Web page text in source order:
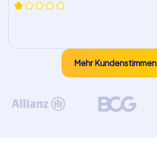
Mehr Kundenstimmen